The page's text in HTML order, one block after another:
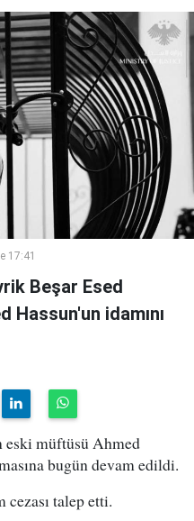
17:41
Beşar Esed
idamını
eski müftüsü Ahmed
bugün devam edildi.
cezası talep etti.